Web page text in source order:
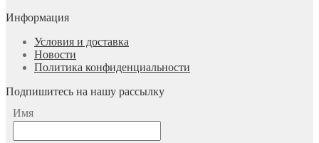
Информация
Условия и доставка
Новости
Политика конфиденциальности
Подпишитесь на нашу рассылку
Имя